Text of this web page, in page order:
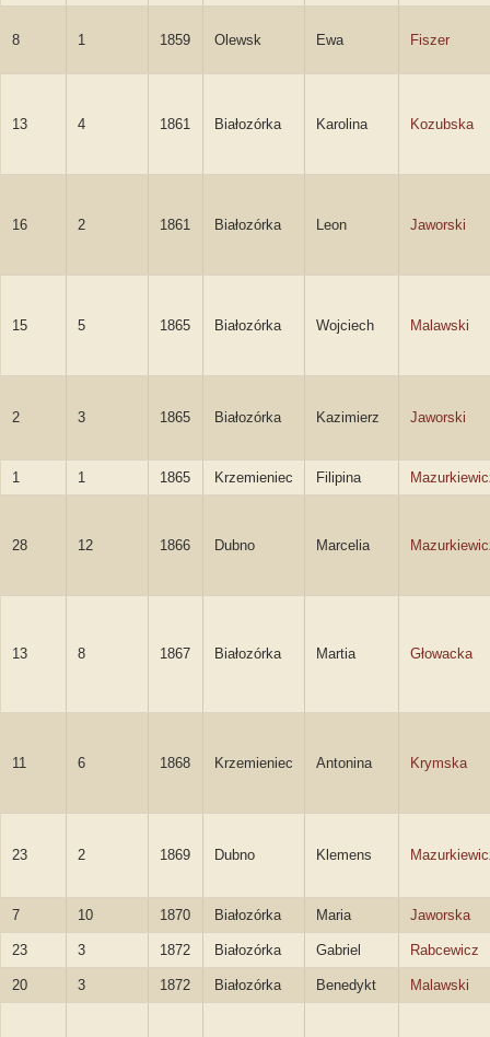
8 1 1859 Olewsk Ewa Fiszer
13 4 1861 Białozórka Karolina Kozubska
16 2 1861 Białozórka Leon Jaworski
15 5 1865 Białozórka Wojciech Malawski
2 3 1865 Białozórka Kazimierz Jaworski
1 1 1865 Krzemieniec Filipina
28 12 1866 Dubno Marcelia
13 8 1867 Białozórka Martia Głowacka
11 6 1868 Krzemieniec Antonina Krymska
23 2 1869 Dubno Klemens
7 10 1870 Białozórka Maria Jaworska
23 3 1872 Białozórka Gabriel Rabcewicz
20 3 1872 Białozórka Benedykt Malawski